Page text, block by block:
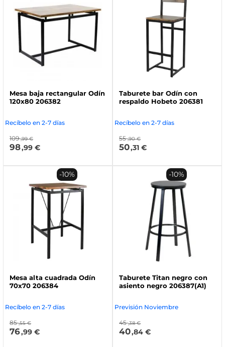
Mesa baja rectangular Odín
120x80 206382
Recíbelo en 2-7 días
109 ,99 €
98,99 €
Taburete bar Odín con
respaldo Hobeto 206381
Recíbelo en 2-7 días
55 ,90 €
50,31 €
Mesa alta cuadrada Odín
70x70 206384
Recíbelo en 2-7 días
85 ,55 €
76,99 €
-10%
Taburete Titan negro con
asiento negro 206387(A1)
Previsión Noviembre
45 ,38 €
40,84 €
-10%